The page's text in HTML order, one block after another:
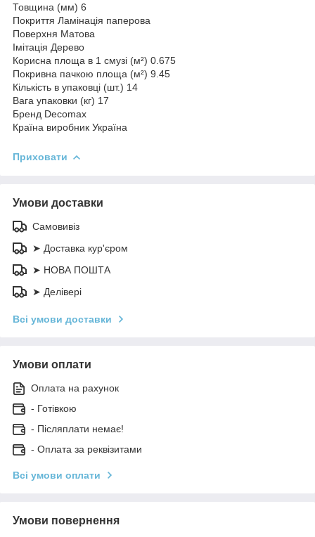
Товщина (мм) 6
Покриття Ламінація паперова
Поверхня Матова
Імітація Дерево
Корисна площа в 1 смузі (м²) 0.675
Покривна пачкою площа (м²) 9.45
Кількість в упаковці (шт.) 14
Вага упаковки (кг) 17
Бренд Decomax
Країна виробник Україна
Приховати
Умови доставки
Самовивіз
➤ Доставка кур'єром
➤ НОВА ПОШТА
➤ Делівері
Всі умови доставки
Умови оплати
Оплата на рахунок
- Готівкою
- Післяплати немає!
- Оплата за реквізитами
Всі умови оплати
Умови повернення